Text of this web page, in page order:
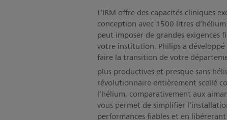
L’IRM offre des capacités cliniques
conception avec 1500 litres
peut imposer de grandes exigences
votre institution. Philips a développé
faire la transition de votre
plus productives et presque sans
révolutionnaire entièrement scellé
l’hélium, comparativement aux
vous permet de simplifier
performances fiables et en